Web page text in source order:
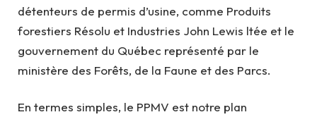
détenteurs de permis d’usine, comme Produits
forestiers Résolu et Industries John Lewis ltée et le
gouvernement du Québec représenté par le
ministère des Forêts, de la Faune et des Parcs.
En termes simples, le PPMV est notre plan